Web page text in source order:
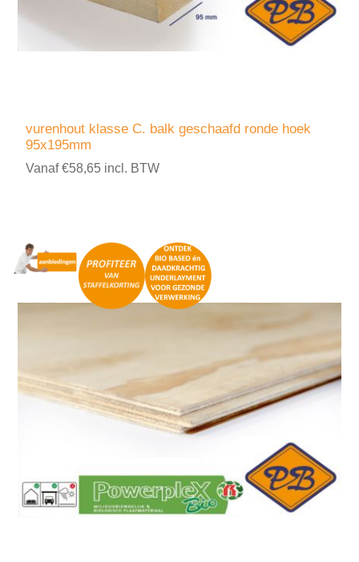
vurenhout klasse C. balk geschaafd ronde hoek
95x195mm
Vanaf €58,65 incl. BTW